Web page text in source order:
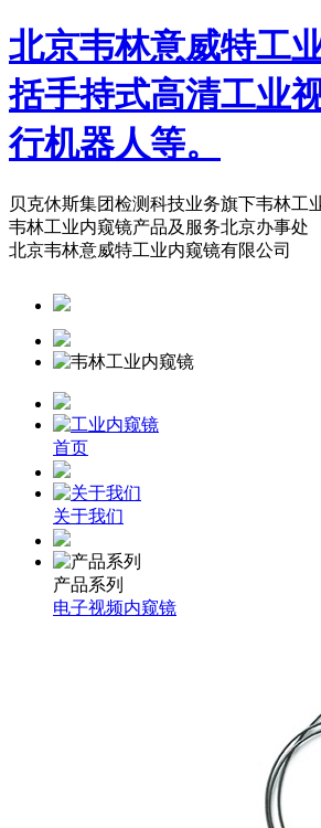
北京韦林意威特工
括手持式高清工业
行机器人等。
贝克休斯集团检测科技业务旗下韦林工
韦林工业内窥镜产品及服务北京办事处
北京韦林意威特工业内窥镜有限公司
首页
关于我们
产品系列
电子视频内窥镜